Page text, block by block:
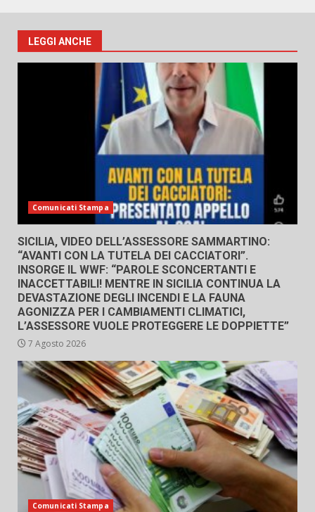
LEGGI ANCHE
Comunicati Stampa
SICILIA, VIDEO DELL’ASSESSORE SAMMARTINO:
“AVANTI CON LA TUTELA DEI CACCIATORI”.
INSORGE IL WWF: “PAROLE SCONCERTANTI E
INACCETTABILI! MENTRE IN SICILIA CONTINUA LA
DEVASTAZIONE DEGLI INCENDI E LA FAUNA
AGONIZZA PER I CAMBIAMENTI CLIMATICI,
L’ASSESSORE VUOLE PROTEGGERE LE DOPPIETTE”
7 Agosto 2026
Comunicati Stampa